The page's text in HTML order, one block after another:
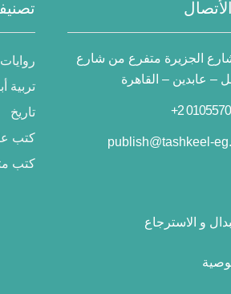
شارع الجزيرة متفرع من شارع
عابدين – القاهرة
publish@tashkeel-
و الاسترجاع
روايات
تربية
تاريخ
كتب
كتب